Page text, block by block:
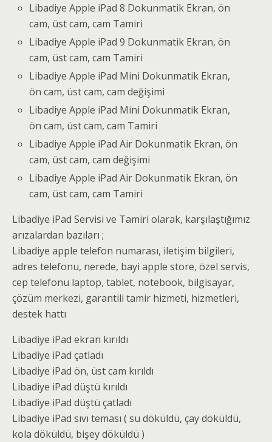
Libadiye Apple iPad 8 Dokunmatik Ekran, ön
cam, üst cam, cam Tamiri
Libadiye Apple iPad 9 Dokunmatik Ekran, ön
cam, üst cam, cam Tamiri
Libadiye Apple iPad Mini Dokunmatik Ekran,
ön cam, üst cam, cam değişimi
Libadiye Apple iPad Mini Dokunmatik Ekran,
ön cam, üst cam, cam Tamiri
Libadiye Apple iPad Air Dokunmatik Ekran, ön
cam, üst cam, cam değişimi
Libadiye Apple iPad Air Dokunmatik Ekran, ön
cam, üst cam, cam Tamiri
Libadiye iPad Servisi ve Tamiri olarak, karşılaştığımız
arızalardan bazıları ;
Libadiye apple telefon numarası, iletişim bilgileri,
adres telefonu, nerede, bayi apple store, özel servis,
cep telefonu laptop, tablet, notebook, bilgisayar,
çözüm merkezi, garantili tamir hizmeti, hizmetleri,
destek hattı
Libadiye iPad ekran kırıldı
Libadiye iPad çatladı
Libadiye iPad ön, üst cam kırıldı
Libadiye iPad düştü kırıldı
Libadiye iPad düştü çatladı
Libadiye iPad sıvı teması ( su döküldü, çay döküldü,
kola döküldü, bişey döküldü )